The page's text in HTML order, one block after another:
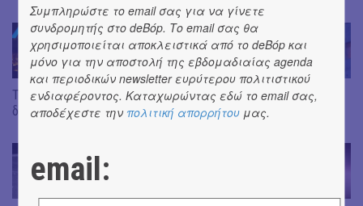
Τριγυρνώντας – μέρος
δεύτερο: Αρκούδες και Λύκοι
Τριγυρνώντας – μέρος
πρώτο: το πάρτι
Συμπληρώστε το email σας για να γίνετε
συνδρομητής στο deBόp. Το email σας θα
χρησιμοποιείται αποκλειστικά από το deBόp και
μόνο για την αποστολή της εβδομαδιαίας agenda
και περιοδικών newsletter ευρύτερου πολιτιστικού
ενδιαφέροντος. Καταχωρώντας εδώ το email σας,
αποδέχεστε την πολιτική απορρήτου μας.
email: